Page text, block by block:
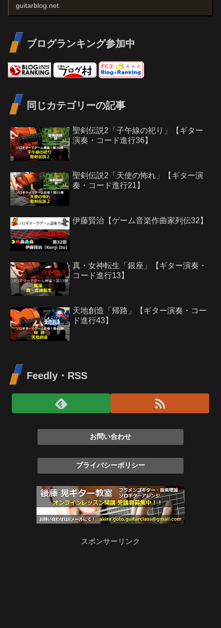
guitarblog.net
ブログランキング参加中
同じカテゴリーの記事
聖剣伝説2「子午線の祀り」【ギター
演奏・コード進行36】
聖剣伝説2「天使の怖れ」【ギター演
奏・コード進行21】
伊藤賢治【ゲーム音楽作曲家列伝32】
真・女神転生「銀座」【ギター演奏・
コード進行13】
天地創造「帰路」【ギター演奏・コー
ド進行43】
Feedly・RSS
お問い合わせ
プライバシーポリシー
スポンサーリンク